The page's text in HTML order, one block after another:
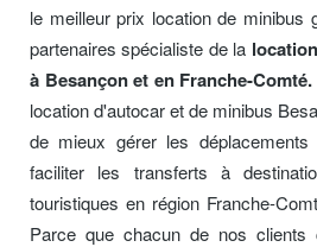
le meilleur prix location de minibus
partenaires spécialiste de la
à Besançon et en Franche-Comté.
location d'autocar et de minibus
de mieux gérer les
faciliter les transferts à
touristiques en région Franche-
Parce que chacun de nos clients